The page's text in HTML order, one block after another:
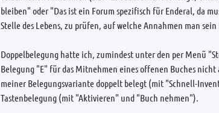
bleiben" oder "Das ist ein Forum spezifisch für Enderal, da
Stelle des Lebens, zu prüfen, auf welche Annahmen man
Doppelbelegung hatte ich, zumindest unter den per Menü
Belegung "E" für das Mitnehmen eines offenen Buches nicht
meiner Belegungsvariante doppelt belegt (mit "Schnell-
Tastenbelegung (mit "Aktivieren" und "Buch nehmen").